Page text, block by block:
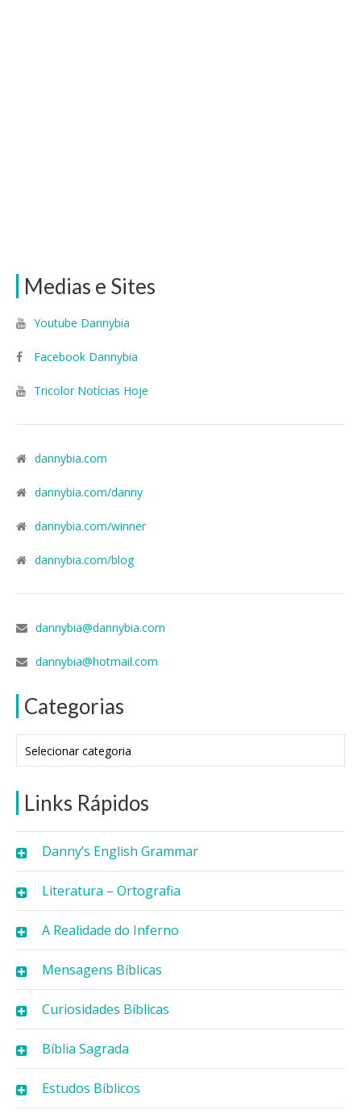
Medias e Sites
Youtube Dannybia
Facebook Dannybia
Tricolor Notícias Hoje
dannybia.com
dannybia.com/danny
dannybia.com/winner
dannybia.com/blog
dannybia@dannybia.com
dannybia@hotmail.com
Categorias
Links Rápidos
Danny’s English Grammar
Literatura – Ortografia
A Realidade do Inferno
Mensagens Bíblicas
Curiosidades Bíblicas
Bíblia Sagrada
Estudos Bíblicos